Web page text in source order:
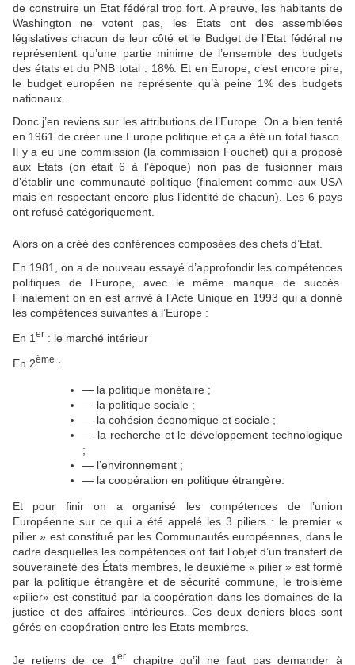
de construire un Etat fédéral trop fort. A preuve, les habitants de
Washington ne votent pas, les Etats ont des assemblées
législatives chacun de leur côté et le Budget de l’Etat fédéral ne
représentent qu’une partie minime de l’ensemble des budgets
des états et du PNB total : 18%. Et en Europe, c’est encore pire,
le budget européen ne représente qu’à peine 1% des budgets
nationaux.
Donc j’en reviens sur les attributions de l’Europe. On a bien tenté
en 1961 de créer une Europe politique et ça a été un total fiasco.
Il y a eu une commission (la commission Fouchet) qui a proposé
aux Etats (on était 6 à l’époque) non pas de fusionner mais
d’établir une communauté politique (finalement comme aux USA
mais en respectant encore plus l’identité de chacun). Les 6 pays
ont refusé catégoriquement.
Alors on a créé des conférences composées des chefs d’Etat.
En 1981, on a de nouveau essayé d’approfondir les compétences
politiques de l’Europe, avec le même manque de succès.
Finalement on en est arrivé à l’Acte Unique en 1993 qui a donné
les compétences suivantes à l’Europe :
En 1 er : le marché intérieur
En 2ème :
— la politique monétaire ;
— la politique sociale ;
— la cohésion économique et sociale ;
— la recherche et le développement technologique
;
— l’environnement ;
— la coopération en politique étrangère.
Et pour finir on a organisé les compétences de l’union
Européenne sur ce qui a été appelé les 3 piliers : le premier «
pilier » est constitué par les Communautés européennes, dans le
cadre desquelles les compétences ont fait l’objet d’un transfert de
souveraineté des États membres, le deuxième « pilier » est formé
par la politique étrangère et de sécurité commune, le troisième
«pilier» est constitué par la coopération dans les domaines de la
justice et des affaires intérieures. Ces deux deniers blocs sont
gérés en coopération entre les Etats membres.
Je retiens de ce 1er
chapitre qu’il ne faut pas demander à